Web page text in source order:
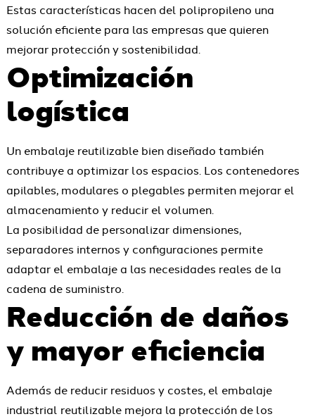
Estas características hacen del polipropileno una
solución eficiente para las empresas que quieren
mejorar protección y sostenibilidad.
Optimización
logística
Un embalaje reutilizable bien diseñado también
contribuye a optimizar los espacios. Los contenedores
apilables, modulares o plegables permiten mejorar el
almacenamiento y reducir el volumen.
La posibilidad de personalizar dimensiones,
separadores internos y configuraciones permite
adaptar el embalaje a las necesidades reales de la
cadena de suministro.
Reducción de daños
y mayor eficiencia
Además de reducir residuos y costes, el embalaje
industrial reutilizable mejora la protección de los